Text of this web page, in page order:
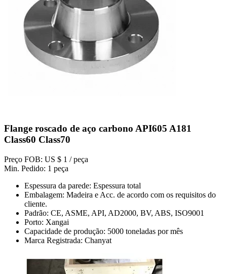
Flange roscado de aço carbono API605 A181
Class60 Class70
Preço FOB: US $ 1 / peça
Min. Pedido: 1 peça
Espessura da parede: Espessura total
Embalagem: Madeira e Acc. de acordo com os requisitos do
cliente.
Padrão: CE, ASME, API, AD2000, BV, ABS, ISO9001
Porto: Xangai
Capacidade de produção: 5000 toneladas por mês
Marca Registrada: Chanyat